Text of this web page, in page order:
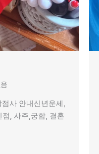
사 안내신년운세,
, 사주,궁합, 결혼